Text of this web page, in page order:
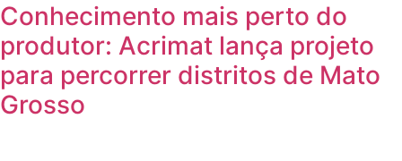
Conhecimento mais perto do
produtor: Acrimat lança projeto
para percorrer distritos de Mato
Grosso